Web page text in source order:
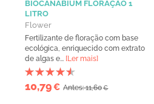
BIOCANABIUM FLORAÇÃO 1
LITRO
Flower
Fertilizante de floração com base
ecológica, enriquecido com extrato
de algas e... [Ler mais]
10,79€ Antes: 11,60€